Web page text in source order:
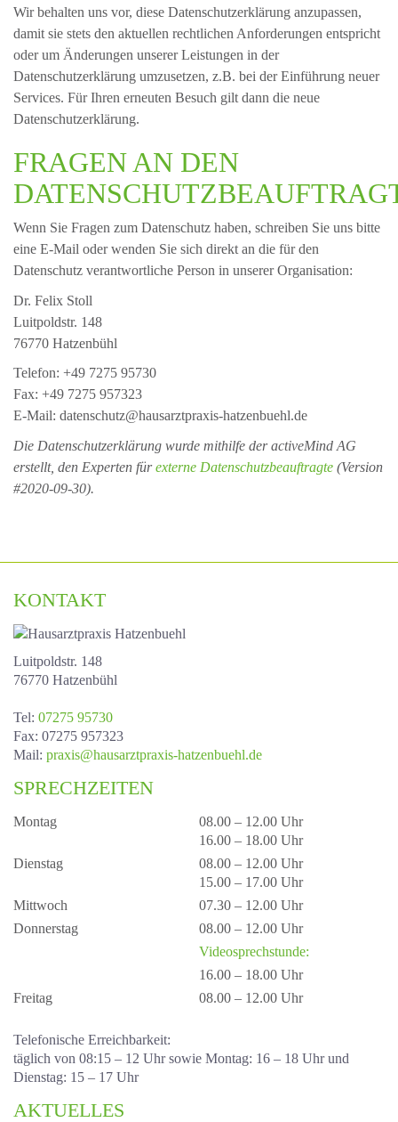
Wir behalten uns vor, diese Datenschutzerklärung anzupassen,
damit sie stets den aktuellen rechtlichen Anforderungen entspricht
oder um Änderungen unserer Leistungen in der
Datenschutzerklärung umzusetzen, z.B. bei der Einführung neuer
Services. Für Ihren erneuten Besuch gilt dann die neue
Datenschutzerklärung.
FRAGEN AN DEN
Wenn Sie Fragen zum Datenschutz haben, schreiben Sie uns bitte
eine E-Mail oder wenden Sie sich direkt an die für den
Datenschutz verantwortliche Person in unserer Organisation:
Dr. Felix Stoll
Luitpoldstr. 148
76770 Hatzenbühl
Telefon: +49 7275 95730
Fax: +49 7275 957323
E-Mail: datenschutz@hausarztpraxis-hatzenbuehl.de
Die Datenschutzerklärung wurde mithilfe der activeMind AG
erstellt, den Experten fürexterne Datenschutzbeauftragte (Version
#2020-09-30).
KONTAKT
Luitpoldstr. 148
76770 Hatzenbühl
Tel: 07275 95730
Fax: 07275 957323
Mail: praxis@hausarztpraxis-hatzenbuehl.de
SPRECHZEITEN
Montag
08.00 – 12.00 Uhr
16.00 – 18.00 Uhr
Dienstag
08.00 – 12.00 Uhr
15.00 – 17.00 Uhr
Mittwoch
07.30 – 12.00 Uhr
Donnerstag
08.00 – 12.00 Uhr
Videosprechstunde:
16.00 – 18.00 Uhr
Freitag
08.00 – 12.00 Uhr
Telefonische Erreichbarkeit:
täglich von 08:15 – 12 Uhr sowie Montag: 16 – 18 Uhr und
Dienstag: 15 – 17 Uhr
AKTUELLES